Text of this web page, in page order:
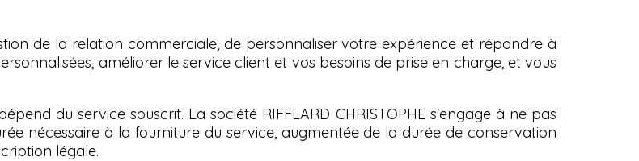
de la relation commerciale, de personnaliser votre expérience et répondre à
améliorer le service client et vos besoins de prise en charge, et vous
du service souscrit. La société RIFFLARD CHRISTOPHE s'engage à ne pas
nécessaire à la fourniture du service, augmentée de la durée de conservation
légale.